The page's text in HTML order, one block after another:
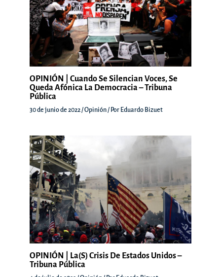
OPINIÓN | Cuando Se Silencian Voces, Se
Queda Afónica La Democracia – Tribuna
Pública
30 de junio de 2022/Opinión/ Por Eduardo Bizuet
OPINIÓN | La(s) Crisis De Estados Unidos –
Tribuna Pública